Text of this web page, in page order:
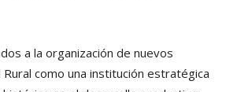
a la organización de nuevos
como una institución estratégica